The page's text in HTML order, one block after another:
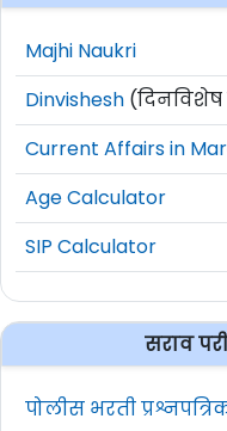
Majhi Naukri
Dinvishesh (दिनविशेष
Current Affairs in
Age Calculator
SIP Calculator
सराव
पोलीस भरती